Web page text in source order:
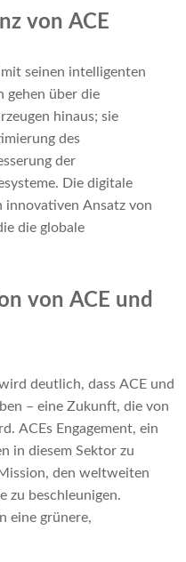
von ACE
seinen intelligenten
gehen über die
hinaus; sie
des
der
Die digitale
innovativen Ansatz von
die globale
von ACE und
deutlich, dass ACE und
– eine Zukunft, die von
ACEs Engagement, ein
in diesem Sektor zu
den weltweiten
zu beschleunigen.
eine grünere,